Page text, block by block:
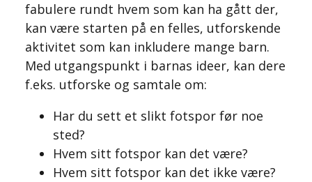
fabulere rundt hvem som kan ha gått der,
kan være starten på en felles, utforskende
aktivitet som kan inkludere mange barn.
Med utgangspunkt i barnas ideer, kan dere
f.eks. utforske og samtale om:
Har du sett et slikt fotspor før noe
sted?
Hvem sitt fotspor kan det være?
Hvem sitt fotspor kan det ikke være?